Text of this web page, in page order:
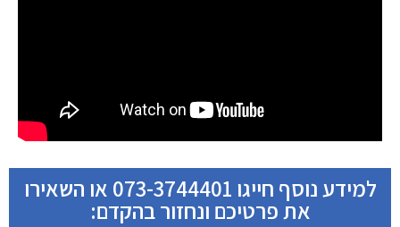
למידע נוסף חייגו 073-3744401 או השאירו
את פרטיכם ונחזור בהקדם: